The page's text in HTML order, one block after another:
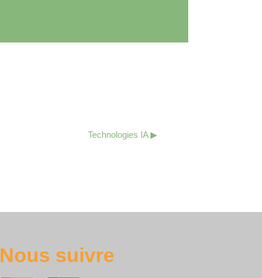
Technologies IA ▶︎
Nous suivre